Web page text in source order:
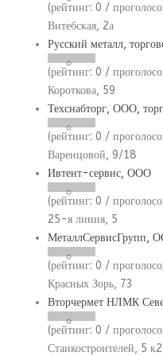
(рейтинг: 0 /
Витебская, 2а
Русский металл,
(рейтинг: 0 /
Короткова, 59
Техснабторг, ООО,
(рейтинг: 0 /
Варенцовой, 9/18
Ивтент-сервис, ООО
(рейтинг: 0 /
25-я линия, 5
МеталлСервисГрупп,
(рейтинг: 0 /
Красных Зорь, 73
Вторчермет НЛМК
(рейтинг: 0 /
Станкостроителей, 5 к2